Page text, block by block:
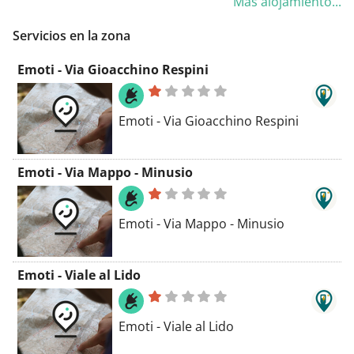
restaurante que sirve platos
tradicionales e internacionales.
Servicios en la zona
Emoti - Via Gioacchino Respini
Emoti - Via Gioacchino Respini
Emoti - Via Mappo - Minusio
Emoti - Via Mappo - Minusio
Emoti - Viale al Lido
Emoti - Viale al Lido